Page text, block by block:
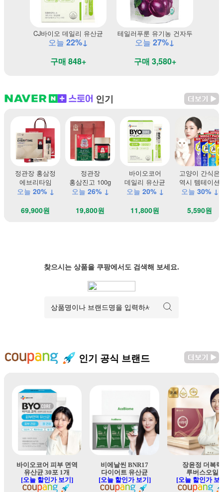
CJ바이오 데일리 유산균
오늘 22%↓
구매 848+
테일러푸룬 유기농 건자두
오늘 27%↓
구매 3,580+
인기
정관장 홍삼정
에브리타임
오늘 20% ↓
69,900원
정관장
홍삼진고 100g
오늘 26% ↓
19,800원
바이오코어
데일리 유산균
오늘 20% ↓
11,800원
고양이 간식은
역시 템테이션
오늘 30% ↓
5,590원
찾으시는 상품을 쿠팡에서도 검색해 보세요.